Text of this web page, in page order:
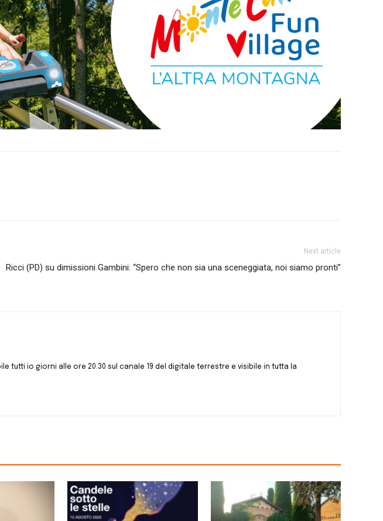
Next article
Ricci (PD) su dimissioni Gambini: “Spero che non sia una sceneggiata, noi siamo pronti”
tutti io giorni alle ore 20.30 sul canale 19 del digitale terrestre e visibile in tutta la